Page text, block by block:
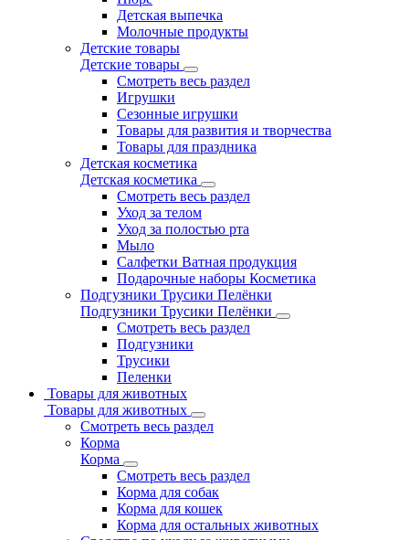
Детская выпечка
Молочные продукты
Детские товары
Детские товары
Смотреть весь раздел
Игрушки
Сезонные игрушки
Товары для развития и творчества
Товары для праздника
Детская косметика
Детская косметика
Смотреть весь раздел
Уход за телом
Уход за полостью рта
Мыло
Салфетки Ватная продукция
Подарочные наборы Косметика
Подгузники Трусики Пелёнки
Подгузники Трусики Пелёнки
Смотреть весь раздел
Подгузники
Трусики
Пеленки
Товары для животных
Товары для животных
Смотреть весь раздел
Корма
Корма
Смотреть весь раздел
Корма для собак
Корма для кошек
Корма для остальных животных